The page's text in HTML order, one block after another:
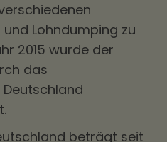
Lohndumping zu
2015 wurde der
das
beträgt seit